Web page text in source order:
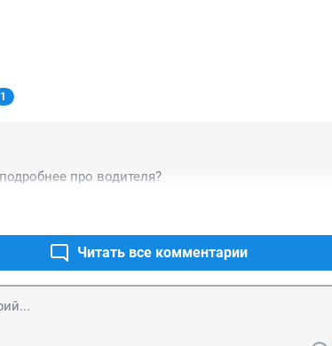
1
про водителя?
Читать все комментарии